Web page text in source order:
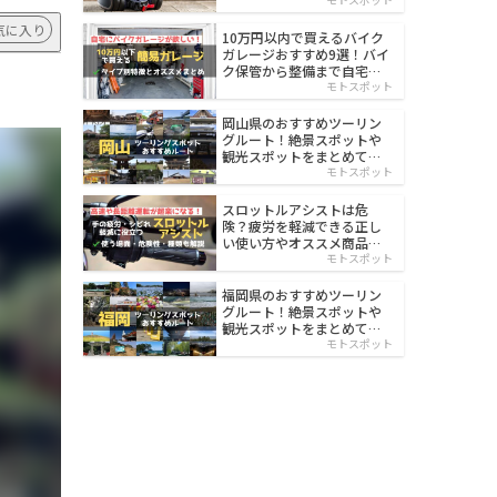
に入り
10万円以内で買えるバイク
ガレージおすすめ9選！バイ
ク保管から整備まで自宅で
モトスポット
岡山県のおすすめツーリン
グルート！絶景スポットや
観光スポットをまとめて紹
モトスポット
スロットルアシストは危
険？疲労を軽減できる正し
い使い方やオススメ商品を
モトスポット
福岡県のおすすめツーリン
グルート！絶景スポットや
観光スポットをまとめて紹
モトスポット